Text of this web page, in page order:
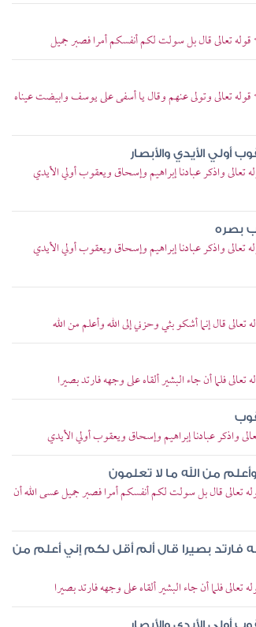
تعالى قال بل سولت لكم أنفسكم أمرا فصبر جميل
تعالى وتولى عنهم وقال يا أسفى على يوسف وابيضت عيناه
أولي الأيدي والأبصار
واذكر عبادنا إبراهيم وإسحاق ويعقوب أولي الأيدي
بصره
واذكر عبادنا إبراهيم وإسحاق ويعقوب أولي الأيدي
قال إنما أشكو بثي وحزني إلى الله وأعلم من الله
فلما أن جاء البشير ألقاه على وجهه فارتد بصيرا
واذكر عبادنا إبراهيم وإسحاق ويعقوب أولي الأيدي
من الله ما لا تعلمون
تعالى قال بل سولت لكم أنفسكم أمرا فصبر جميل عسى الله أن
فارتد بصيرا قال ألم أقل لكم إني أعلم من
فلما أن جاء البشير ألقاه على وجهه فارتد بصيرا